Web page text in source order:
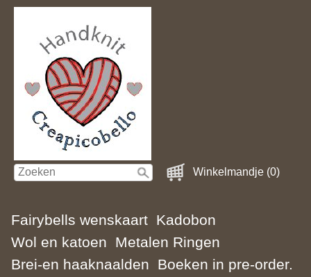
Winkelmandje (0)
Fairybells wenskaart Kadobon
Wol en katoen
Metalen Ringen
Brei-en haaknaalden
Boeken in pre-order.